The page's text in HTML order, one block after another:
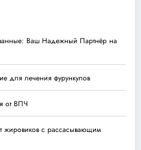
Ваш Надежный Партнёр на
для лечения фурункулов
от ВПЧ
жировиков с рассасывающим